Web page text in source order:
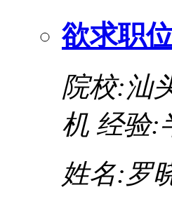
欲求职
院校:汕
机 经验:
姓名:罗